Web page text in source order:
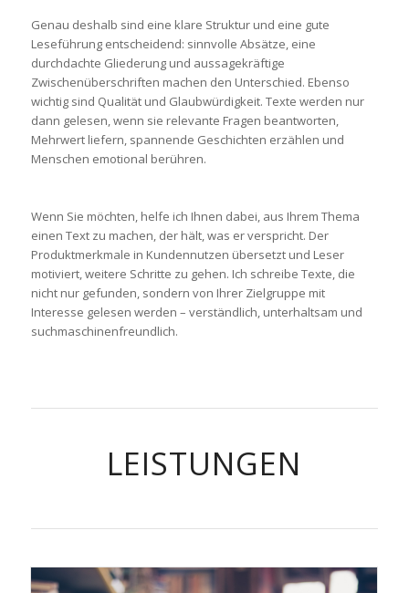
Genau deshalb sind eine klare Struktur und eine gute
Leseführung entscheidend: sinnvolle Absätze, eine
durchdachte Gliederung und aussagekräftige
Zwischenüberschriften machen den Unterschied. Ebenso
wichtig sind Qualität und Glaubwürdigkeit. Texte werden nur
dann gelesen, wenn sie relevante Fragen beantworten,
Mehrwert liefern, spannende Geschichten erzählen und
Menschen emotional berühren.
Wenn Sie möchten, helfe ich Ihnen dabei, aus Ihrem Thema
einen Text zu machen, der hält, was er verspricht. Der
Produktmerkmale in Kundennutzen übersetzt und Leser
motiviert, weitere Schritte zu gehen. Ich schreibe Texte, die
nicht nur gefunden, sondern von Ihrer Zielgruppe mit
Interesse gelesen werden – verständlich, unterhaltsam und
suchmaschinenfreundlich.
LEISTUNGEN